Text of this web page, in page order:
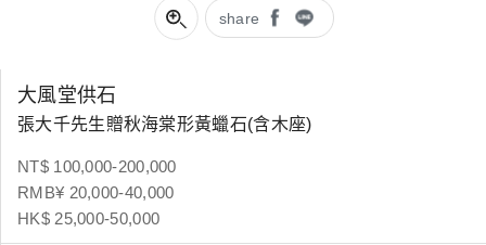
share
大風堂供石
張大千先生贈秋海棠形黃蠟石(含木座)
NT$ 100,000-200,000
RMB¥ 20,000-40,000
HK$ 25,000-50,000